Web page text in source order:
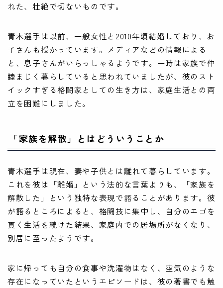
れた、壮絶で切ないものです。
青木選手は以前、一般女性と2010年頃結婚しており、お
子さんも授かっています。メディアなどの情報による
と、息子さんがいらっしゃるようです。一時は家族で仲
睦まじく暮らしていると思われていましたが、彼のスト
イックすぎる格闘家としての生き方は、家庭生活との両
立を困難にしました。
「家族を解散」とはどういうことか
青木選手は現在、妻や子供とは離れて暮らしています。
これを彼は「離婚」という法的な言葉よりも、「家族を
解散した」という独特な表現で語ることがあります。彼
が語るところによると、格闘技に集中し、自分のエゴを
貫く生活を続けた結果、家庭内での居場所がなくなり、
別居に至ったようです。
家に帰っても自分の食事や洗濯物はなく、空気のような
存在になっていたというエピソードは、彼の著書でも触